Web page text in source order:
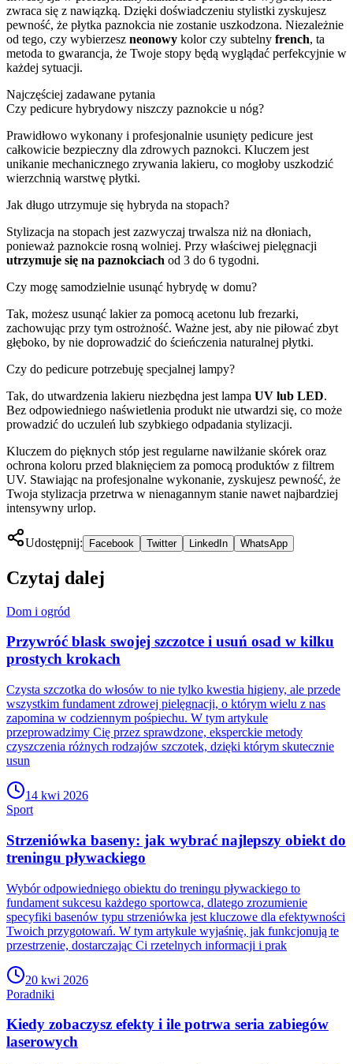
zwraca się z nawiązką. Dzięki doświadczeniu stylistki zyskujesz
pewność, że płytka paznokcia nie zostanie uszkodzona. Niezależnie
od tego, czy wybierzesz neonowy kolor czy subtelny french, ta
metoda to gwarancja, że Twoje stopy będą wyglądać perfekcyjnie w
każdej sytuacji.
Najczęściej zadawane pytania
Czy pedicure hybrydowy niszczy paznokcie u nóg?
Prawidłowo wykonany i profesjonalnie usunięty pedicure jest
całkowicie bezpieczny dla zdrowych paznokci. Kluczem jest
unikanie mechanicznego zrywania lakieru, co mogłoby uszkodzić
wierzchnią warstwę płytki.
Jak długo utrzymuje się hybryda na stopach?
Stylizacja na stopach jest zazwyczaj trwalsza niż na dłoniach,
ponieważ paznokcie rosną wolniej. Przy właściwej pielęgnacji
utrzymuje się na paznokciach od 3 do 6 tygodni.
Czy mogę samodzielnie usunąć hybrydę w domu?
Tak, możesz usunąć lakier za pomocą acetonu lub frezarki,
zachowując przy tym ostrożność. Ważne jest, aby nie piłować zbyt
głęboko, by nie doprowadzić do ścieńczenia naturalnej płytki.
Czy do pedicure potrzebuję specjalnej lampy?
Tak, do utwardzenia lakieru niezbędna jest lampa UV lub LED.
Bez odpowiedniego naświetlenia produkt nie utwardzi się, co może
prowadzić do uczuleń lub szybkiego odpadania stylizacji.
Kluczem do pięknych stóp jest regularne nawilżanie skórek oraz
ochrona koloru przed blaknięciem za pomocą produktów z filtrem
UV. Stawiając na profesjonalne wykonanie, zyskujesz pewność, że
Twoja stylizacja przetrwa w nienagannym stanie nawet najbardziej
intensywny urlop.
Udostępnij: Facebook Twitter LinkedIn WhatsApp
Czytaj dalej
Dom i ogród
Przywróć blask swojej szczotce i usuń osad w kilku
prostych krokach
Czysta szczotka do włosów to nie tylko kwestia higieny, ale przede
wszystkim fundament zdrowej pielęgnacji, o którym wielu z nas
zapomina w codziennym pośpiechu. W tym artykule
przeprowadzimy Cię przez sprawdzone, eksperckie metody
czyszczenia różnych rodzajów szczotek, dzięki którym skutecznie
usun
14 kwi 2026
Sport
Strzeniówka baseny: jak wybrać najlepszy obiekt do
treningu pływackiego
Wybór odpowiedniego obiektu do treningu pływackiego to
fundament sukcesu każdego sportowca, dlatego zrozumienie
specyfiki basenów typu strzeniówka jest kluczowe dla efektywności
Twoich przygotowań. W tym artykule wyjaśnię, jak funkcjonują te
przestrzenie, dostarczając Ci rzetelnych informacji i prak
20 kwi 2026
Poradniki
Kiedy zobaczysz efekty i ile potrwa seria zabiegów
laserowych